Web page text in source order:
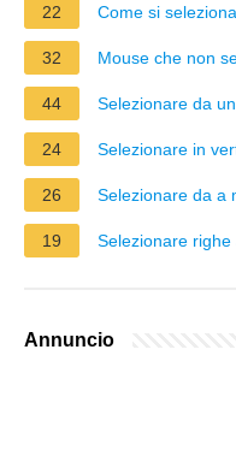
22 Come si
32 Mouse che non
44 Selezionare da
24 Selezionare in
26 Selezionare da a
19 Selezionare
Annuncio